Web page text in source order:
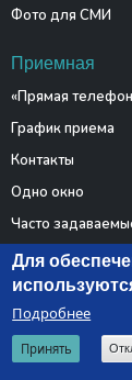
Фото для СМИ
Приемная
«Прямая
График приема
Контакты
Одно окно
Часто
Электронные
© 2026
Для
Подробнее
Принять